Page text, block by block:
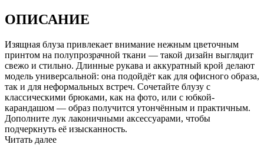
ОПИСАНИЕ
Изящная блуза привлекает внимание нежным цветочным
принтом на полупрозрачной ткани — такой дизайн выглядит
свежо и стильно. Длинные рукава и аккуратный крой делают
модель универсальной: она подойдёт как для офисного образа,
так и для неформальных встреч. Сочетайте блузу с
классическими брюками, как на фото, или с юбкой-
карандашом — образ получится утончённым и практичным.
Дополните лук лаконичными аксессуарами, чтобы
подчеркнуть её изысканность.
Читать далее